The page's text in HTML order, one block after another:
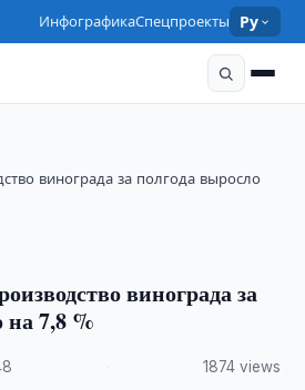
ИнфографикаСпецпроекты Ру
винограда за полгода выросло
винограда за
на 7,8 %
1874 views